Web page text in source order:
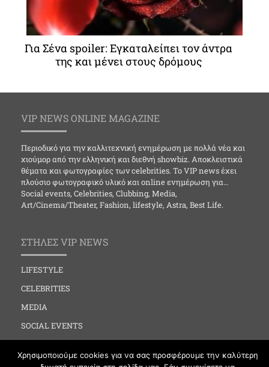
Για Σένα spoiler: Εγκαταλείπει τον άντρα
της και μένει στους δρόμους
VIP NEWS ONLINE MAGAZINE
Περιοδικό για την καλλιτεχνική ενημέρωση με πολλά νέα και
χιούμορ από την ελληνική και διεθνή showbiz. Αποκλειστικά
θέματα και φωτογραφίες των celebrities. Το VIP news έχει
πλούσιο φωτογραφικό υλικό και online ενημέρωση για…
Social events, Celebrities, Clubbing, Media,
Art/Cinema/Theater, Fashion, lifestyle, Astra, Best Life.
ΣΤΗΛΕΣ VIP NEWS
LIFESTYLE
CELEBRITIES
MEDIA
SOCIAL EVENTS
FASHION
Χρησιμοποιούμε cookies για να σας προσφέρουμε την καλύτερη